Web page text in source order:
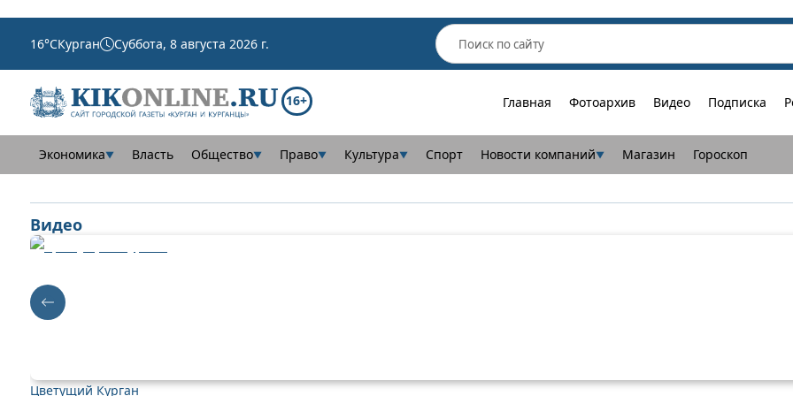
16°CКурган Суббота, 8 августа 2026 г.
16+ Главная Фотоархив Видео Подписка
Экономика▼ Власть Общество▼ Право▼ Культура▼ Спорт Новости компаний▼ Магазин Гороскоп
Видео
Цветущий Курган